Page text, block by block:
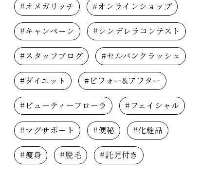
#オメガリッチ #オンラインショップ
#キャンペーン #シンデレラコンテスト
#スタッフブログ #セルバンクラッシュ
#ダイエット #ビフォー&アフター
#ビューティーフローラ #フェイシャル
#マグサポート #便秘 #化粧品
#瘦身 #脱毛 #託児付き